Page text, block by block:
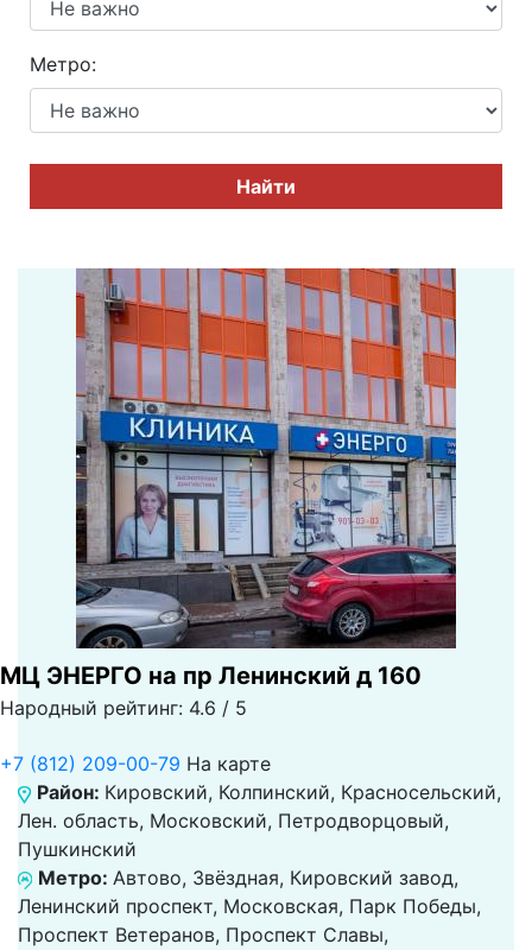
Метро:
Найти
МЦ ЭНЕРГО на пр Ленинский д 160
Народный рейтинг: 4.6 / 5
+7 (812) 209-00-79 На карте
Район: Кировский, Колпинский, Красносельский,
Лен. область, Московский, Петродворцовый,
Пушкинский
Метро: Автово, Звёздная, Кировский завод,
Ленинский проспект, Московская, Парк Победы,
Проспект Ветеранов, Проспект Славы,